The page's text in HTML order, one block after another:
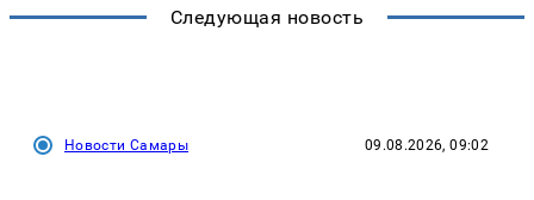
Следующая новость
Новости Самары 09.08.2026, 09:02